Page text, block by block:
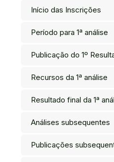
Início das Inscrições
Período para 1ª análise
Publicação do 1º
Recursos da 1ª análise
Resultado final da 1ª
Análises subsequentes
Publicações